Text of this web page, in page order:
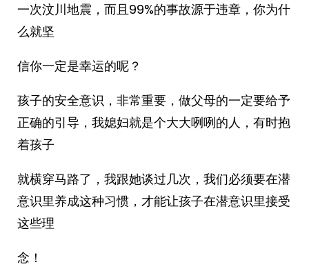
一次汶川地震，而且99%的事故源于违章，你为什
么就坚
信你一定是幸运的呢？
孩子的安全意识，非常重要，做父母的一定要给予
正确的引导，我媳妇就是个大大咧咧的人，有时抱
着孩子
就横穿马路了，我跟她谈过几次，我们必须要在潜
意识里养成这种习惯，才能让孩子在潜意识里接受
这些理
念！